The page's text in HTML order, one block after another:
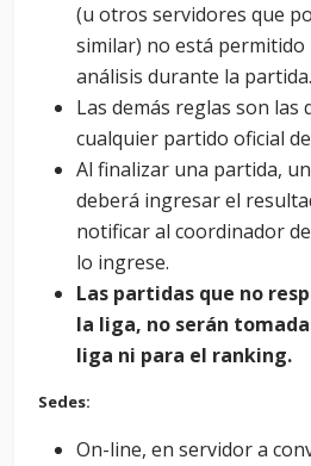
(u otros servidores que
similar) no está permitido
análisis durante la partida.
Las demás reglas son las
cualquier partido oficial de
Al finalizar una partida,
deberá ingresar el
notificar al coordinador
lo ingrese.
Las partidas que no
la liga, no serán
liga ni para el ranking.
Sedes:
On-line, en servidor a